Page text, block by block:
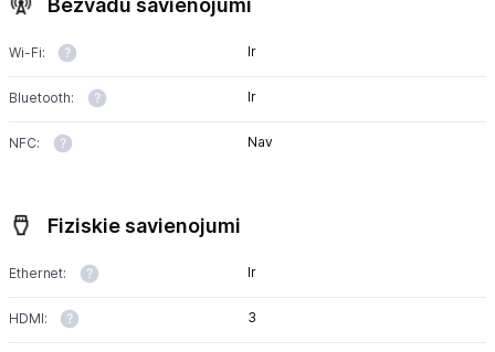
Wi-Fi: Ir
Bluetooth: Ir
NFC: Nav
Fiziskie savienojumi
Ethernet: Ir
HDMI: 3